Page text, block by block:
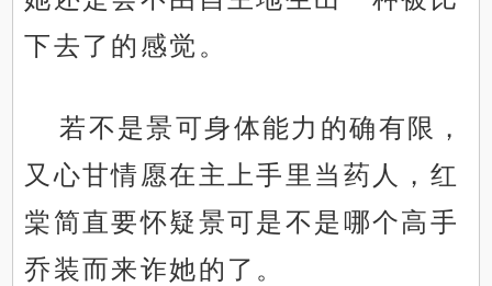
下去了的感觉。
若不是景可身体能力的确有限，
又心甘情愿在主上手里当药人，红
棠简直要怀疑景可是不是哪个高手
乔装而来诈她的了。